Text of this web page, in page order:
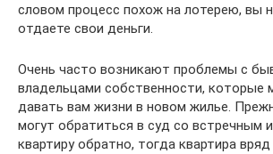
словом процесс похож на лотерею, вы
отдаете свои деньги.
Очень часто возникают проблемы с
владельцами собственности, которые
давать вам жизни в новом жилье.
могут обратиться в суд со встречным
квартиру обратно, тогда квартира